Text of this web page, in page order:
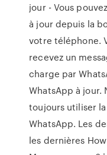
jour - Vous
à jour depuis la
votre téléphone.
recevez un
charge par
WhatsApp à jour.
toujours utiliser
WhatsApp. Les
les dernières